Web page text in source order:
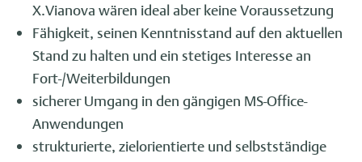
X.Vianova wären ideal aber keine Voraussetzung
Fähigkeit, seinen Kenntnisstand auf den aktuellen
Stand zu halten und ein stetiges Interesse an
Fort-/Weiterbildungen
sicherer Umgang in den gängigen MS-Office-
Anwendungen
strukturierte, zielorientierte und selbstständige